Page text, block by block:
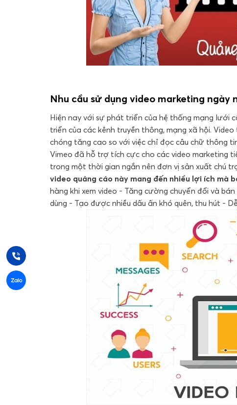
Nhu cầu sử dụng video marketing ngày
Hiện nay với sự phát triển của hệ thống mạng lưới
triển của các kênh truyền thông, mạng xã hội.
chóng tăng cao so với việc chỉ đọc câu chữ thông
Vimeo đã hỗ trợ tích cực cho các video marketing
trong một thời gian ngắn nên đơn vị sản xuất chú
video quảng cáo này mang đến nhiều lợi ích mà
hàng khi xem video - Tăng cường chuyển đổi và
dùng - Tạo được nhiều dấu ấn khó quên, thu hút -